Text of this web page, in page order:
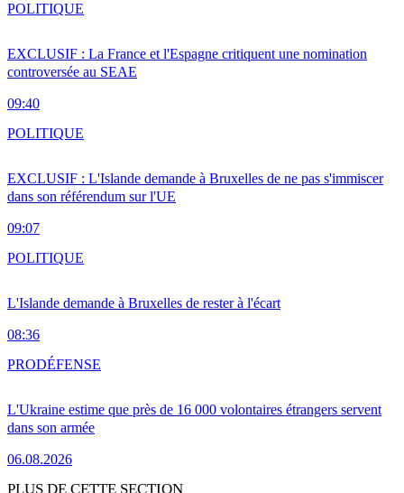
EXCLUSIF : La France et l'Espagne critiquent une nomination
controversée au SEAE
09:40
POLITIQUE
EXCLUSIF : L'Islande demande à Bruxelles de ne pas s'immiscer
dans son référendum sur l'UE
09:07
POLITIQUE
L'Islande demande à Bruxelles de rester à l'écart
08:36
POLITIQUE
L'Ukraine estime que près de 16 000 volontaires étrangers servent
dans son armée
06.08.2026
PRODÉFENSE
PLUS DE CETTE SECTION